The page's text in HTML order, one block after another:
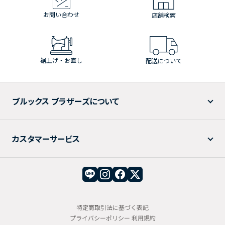
お問い合わせ 店舗検索
裾上げ・お直し 配送について
ブルックス ブラザーズについて
カスタマーサービス
特定商取引法に基づく表記
プライバシーポリシー 利用規約